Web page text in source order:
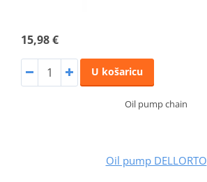
15,98 €
U košaricu
Oil pump chain
Oil pump DELLORTO